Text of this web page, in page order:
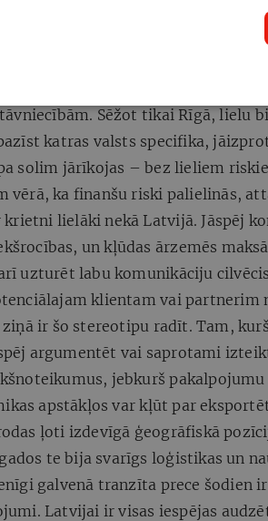
pēkšņi rodas milzīgs uzticības
ir viskvalitatīvākie cilvēki, kādi
spējīgi nodrošināt kvalitatīvu
tirgū var startēt daudz
Sēžot tikai Rīgā, lielu
katras valsts specifika,
solim jārīkojas – bez lieliem
vērā, ka finanšu riski palielinās,
lielāki nekā Latvijā. Jāspēj
un kļūdas ārzemēs
uzturēt labu komunikāciju
klientam vai partnerim
ir šo stereotipu radīt. Tam,
argumentēt vai saprotami
jebkurš
apstākļos var kļūt par
ļoti izdevīgā ģeogrāfiskā
te bija svarīgs loģistikas un
galvenā tranzīta prece šodien
Latvijai ir visas iespējas